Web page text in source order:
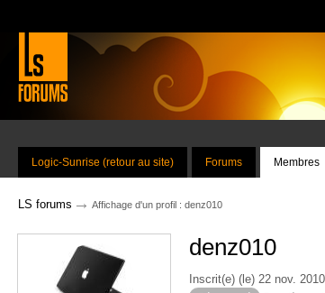
Logic-Sunrise (retour au site) Forums Membres
LS forums → Affichage d'un profil : denz010
denz010
Inscrit(e) (le) 22 nov. 2010